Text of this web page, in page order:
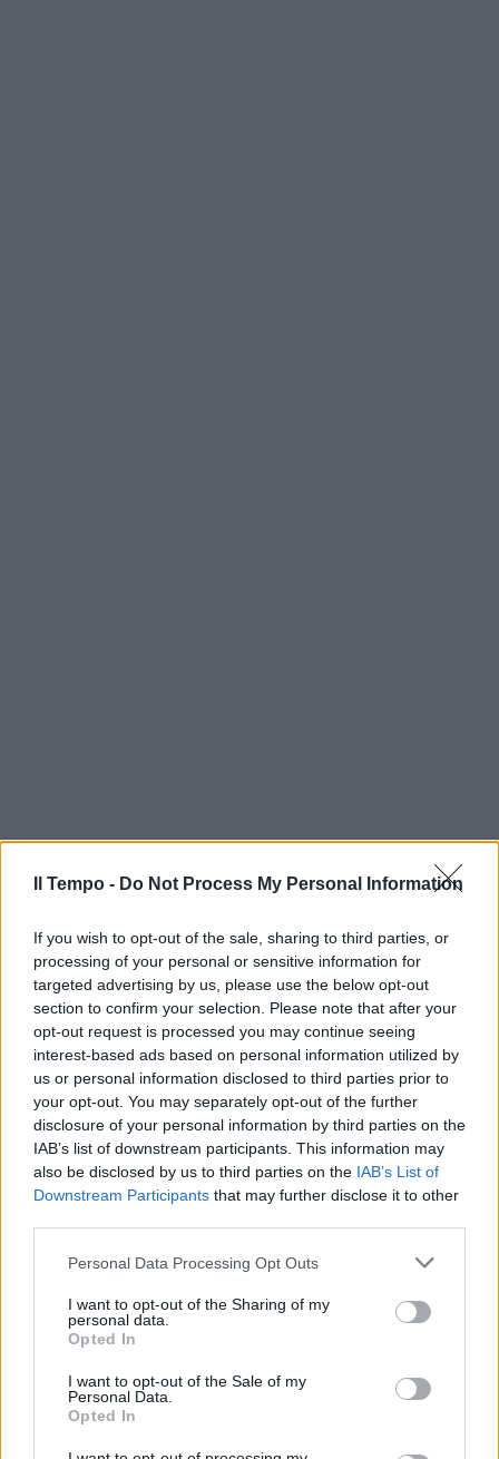
Il Tempo - Do Not Process My Personal Information
If you wish to opt-out of the sale, sharing to third parties, or
processing of your personal or sensitive information for
targeted advertising by us, please use the below opt-out
section to confirm your selection. Please note that after your
opt-out request is processed you may continue seeing
interest-based ads based on personal information utilized by
us or personal information disclosed to third parties prior to
your opt-out. You may separately opt-out of the further
disclosure of your personal information by third parties on the
IAB’s list of downstream participants. This information may
also be disclosed by us to third parties on the IAB’s List of
Downstream Participants that may further disclose it to other
Personal Data Processing Opt Outs
I want to opt-out of the Sharing of my
personal data.
Opted In
I want to opt-out of the Sale of my
Personal Data.
Opted In
In evidenza